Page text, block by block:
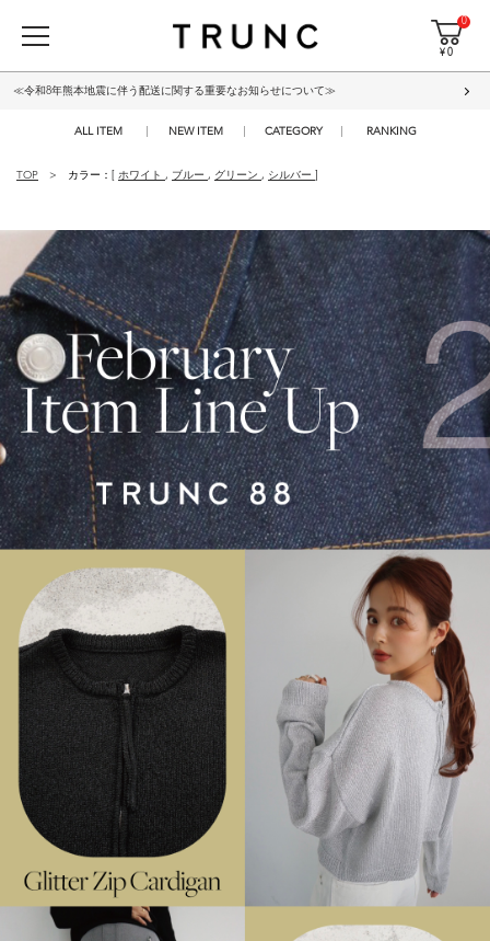
0
¥ 0
≪令和8年熊本地震に伴う配送に関する重要なお知らせについて≫
ALL ITEM NEW ITEM CATEGORY RANKING
TOP カラー：[ ホワイト , ブルー , グリーン , シルバー